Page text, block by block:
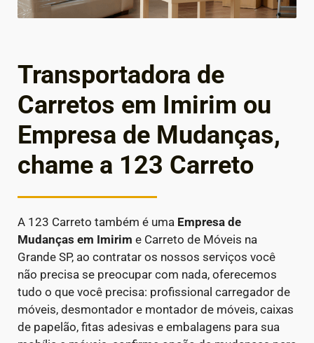
Transportadora de
Carretos em Imirim ou
Empresa de Mudanças,
chame a 123 Carreto
A 123 Carreto também é uma Empresa de
Mudanças em Imirim e Carreto de Móveis na
Grande SP, ao contratar os nossos serviços você
não precisa se preocupar com nada, oferecemos
tudo o que você precisa: profissional carregador de
móveis, desmontador e montador de móveis, caixas
de papelão, fitas adesivas e embalagens para sua